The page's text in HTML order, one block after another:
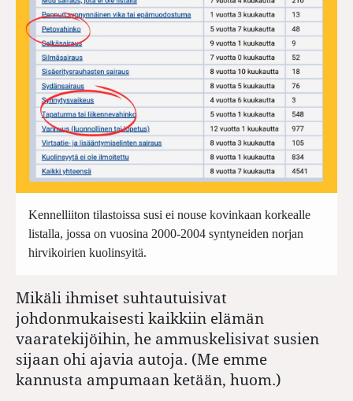
Kennelliiton tilastoissa susi ei nouse kovinkaan korkealle
listalla, jossa on vuosina 2000-2004 syntyneiden norjan
hirvikoirien kuolinsyitä.
Mikäli ihmiset suhtautuisivat
johdonmukaisesti kaikkiin elämän
vaaratekijöihin, he ammuskelisivat susien
sijaan ohi ajavia autoja. (Me emme
kannusta ampumaan ketään, huom.)